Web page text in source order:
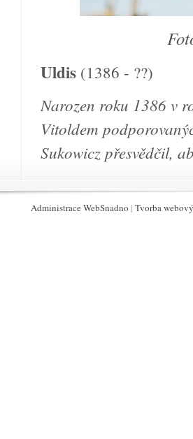
Uldis (1386 - ??)
Narozen roku 1386 v
Vitoldem
Sukowicz přesvědčil,
Administrace WebSnadno | Tvorba